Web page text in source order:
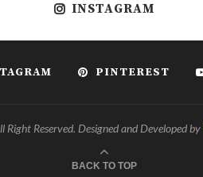
INSTAGRAM
PINTEREST
Right Reserved. Designed and Developed by
BACK TO TOP